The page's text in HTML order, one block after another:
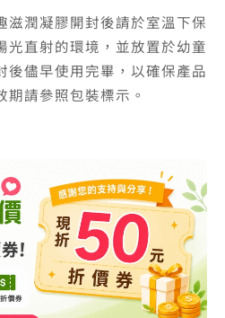
滋潤凝膠開封後請於室溫下保
光直射的環境，並放置於幼童
後儘早使用完畢，以確保產品
請參照包裝標示。